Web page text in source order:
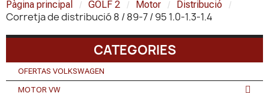
Pàgina principal GOLF 2 Motor Distribució
Corretja de distribució 8 / 89-7 / 95 1.0-1.3-1.4
CATEGORIES
OFERTAS VOLKSWAGEN
MOTOR VW